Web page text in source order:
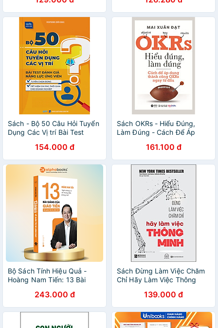
Sách - Bộ 50 Câu Hỏi Tuyển
Dụng Các Vị trí Bài Test
Viên (WU)154.000 đ
Sách OKRs - Hiểu Đúng,
Làm Đúng - Cách Để Áp
Ngay Từ Đầu161.100 đ
Bộ Sách Tính Hiệu Quả -
Hoàng Nam Tiến: 13 Bài
Tắc Làm Việc Của Google+
Mục Tiêu
243.000 đ
Sách Đừng Làm Việc Chăm
Chỉ Hãy Làm Việc Thông
139.000 đ